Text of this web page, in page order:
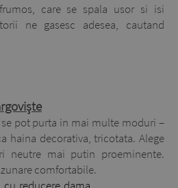
care se spala usor si isi
ne gasesc adesea, cautand
pot purta in mai multe moduri –
haina decorativa, tricotata. Alege
neutre mai putin proeminente.
comfortabile.